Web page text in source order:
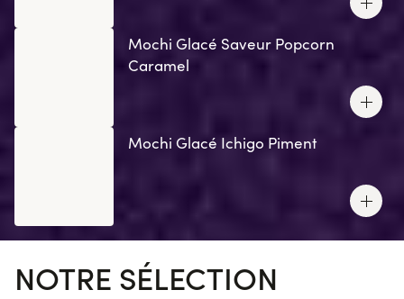
Mochi Glacé Saveur Popcorn
Caramel
Mochi Glacé Ichigo Piment
NOTRE SÉLECTION